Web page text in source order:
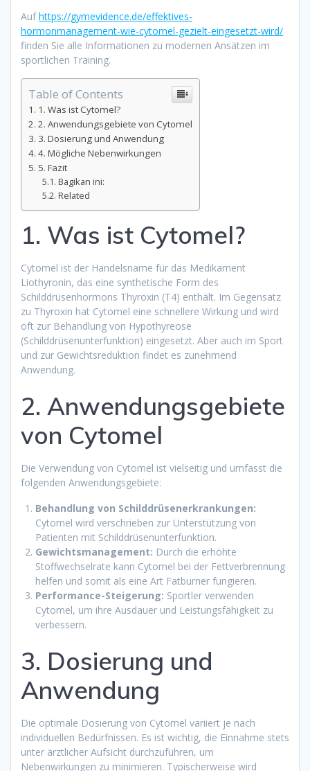
Aufhttps://gymevidence.de/effektives-
hormonmanagement-wie-cytomel-gezielt-eingesetzt-wird/
finden Sie alle Informationen zu modernen Ansätzen im
sportlichen Training.
Table of Contents
1. Was ist Cytomel?
2. Anwendungsgebiete von Cytomel
3. Dosierung und Anwendung
4. Mögliche Nebenwirkungen
5. Fazit
Bagikan ini:
Related
1. Was ist Cytomel?
Cytomel ist der Handelsname für das Medikament
Liothyronin, das eine synthetische Form des
Schilddrüsenhormons Thyroxin (T4) enthält. Im Gegensatz
zu Thyroxin hat Cytomel eine schnellere Wirkung und wird
oft zur Behandlung von Hypothyreose
(Schilddrüsenunterfunktion) eingesetzt. Aber auch im Sport
und zur Gewichtsreduktion findet es zunehmend
Anwendung.
2. Anwendungsgebiete
von Cytomel
Die Verwendung von Cytomel ist vielseitig und umfasst die
folgenden Anwendungsgebiete:
Behandlung von Schilddrüsenerkrankungen:
Cytomel wird verschrieben zur Unterstützung von
Patienten mit Schilddrüsenunterfunktion.
Gewichtsmanagement: Durch die erhöhte
Stoffwechselrate kann Cytomel bei der Fettverbrennung
helfen und somit als eine Art Fatburner fungieren.
Performance-Steigerung: Sportler verwenden
Cytomel, um ihre Ausdauer und Leistungsfähigkeit zu
verbessern.
3. Dosierung und
Anwendung
Die optimale Dosierung von Cytomel variiert je nach
individuellen Bedürfnissen. Es ist wichtig, die Einnahme stets
unter ärztlicher Aufsicht durchzuführen, um
Nebenwirkungen zu minimieren. Typischerweise wird